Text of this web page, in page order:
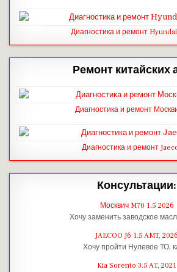
Диагностика и ремонт
Ремонт китайских
Диагностика и ремонт
Диагностика и ремонт
Консультации:
Москвич M70 1.5 2026
Хочу заменить заводское
JAECOO J6 1.5 AMT, 2026
Хочу пройти Нулевое ТО,
Kia Sorento 3.5 AT, 2021